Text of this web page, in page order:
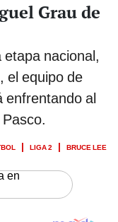
Grau de
nacional,
el equipo de
enfrentando al
LIGA 2 BRUCE LEE
en